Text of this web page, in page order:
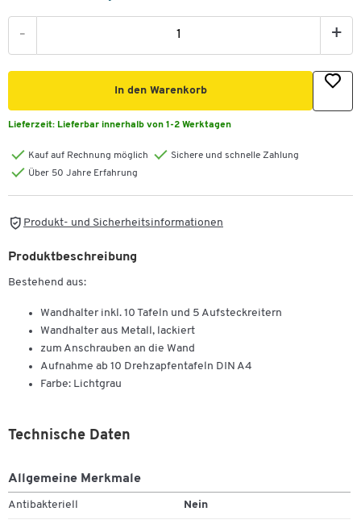
- +
In den Warenkorb
Lieferzeit: Lieferbar innerhalb von 1-2 Werktagen
Kauf auf Rechnung möglich
Sichere und schnelle Zahlung
Über 50 Jahre Erfahrung
Produkt- und Sicherheitsinformationen
Produktbeschreibung
Bestehend aus:
Wandhalter inkl. 10 Tafeln und 5 Aufsteckreitern
Wandhalter aus Metall, lackiert
zum Anschrauben an die Wand
Aufnahme ab 10 Drehzapfentafeln DIN A4
Farbe: Lichtgrau
Technische Daten
Allgemeine Merkmale
Antibakteriell Nein